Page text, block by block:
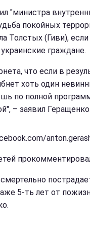
"министра
покойных
Толстых (Гиви),
граждане.
что если в
хоть один
по полной
– заявил
5-ть лет от